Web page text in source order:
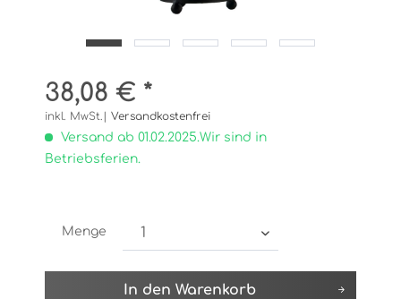
38,08 € *
inkl. MwSt.| Versandkostenfrei
Versand ab 01.02.2025.Wir sind in
Betriebsferien.
Menge
In den Warenkorb